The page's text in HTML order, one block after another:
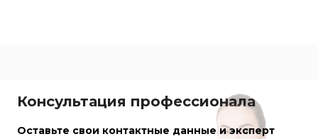
Консультация профессионала
Оставьте свои контактные данные и эксперт